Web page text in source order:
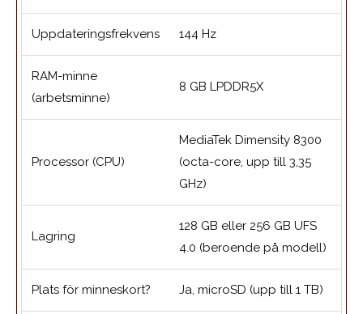
Uppdateringsfrekvens 144 Hz
RAM-minne
(arbetsminne)
8 GB LPDDR5X
Processor (CPU)
MediaTek Dimensity 8300
(octa-core, upp till 3,35
GHz)
Lagring
128 GB eller 256 GB UFS
4.0 (beroende på modell)
Plats för minneskort? Ja, microSD (upp till 1 TB)